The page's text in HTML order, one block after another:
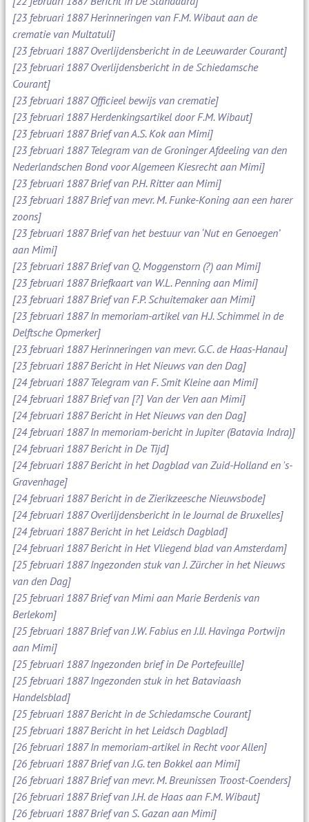
[23 februari 1887 Herinneringen van F.M. Wibaut aan de
crematie van Multatuli]
[23 februari 1887 Overlijdensbericht in de Leeuwarder Courant]
[23 februari 1887 Overlijdensbericht in de Schiedamsche
Courant]
[23 februari 1887 Officieel bewijs van crematie]
[23 februari 1887 Herdenkingsartikel door F.M. Wibaut]
[23 februari 1887 Brief van A.S. Kok aan Mimi]
[23 februari 1887 Telegram van de Groninger Afdeeling van den
Nederlandschen Bond voor Algemeen Kiesrecht aan Mimi]
[23 februari 1887 Brief van P.H. Ritter aan Mimi]
[23 februari 1887 Brief van mevr. M. Funke-Koning aan een harer
zoons]
[23 februari 1887 Brief van het bestuur van ‘Nut en Genoegen’
aan Mimi]
[23 februari 1887 Brief van Q. Moggenstorn (?) aan Mimi]
[23 februari 1887 Briefkaart van W.L. Penning aan Mimi]
[23 februari 1887 Brief van F.P. Schuitemaker aan Mimi]
[23 februari 1887 In memoriam-artikel van H.J. Schimmel in de
Delftsche Opmerker]
[23 februari 1887 Herinneringen van mevr. G.C. de Haas-Hanau]
[23 februari 1887 Bericht in Het Nieuws van den Dag]
[24 februari 1887 Telegram van F. Smit Kleine aan Mimi]
[24 februari 1887 Brief van [?] Van der Ven aan Mimi]
[24 februari 1887 Bericht in Het Nieuws van den Dag]
[24 februari 1887 In memoriam-bericht in Jupiter (Batavia Indra)]
[24 februari 1887 Bericht in De Tijd]
[24 februari 1887 Bericht in het Dagblad van Zuid-Holland en 's-
Gravenhage]
[24 februari 1887 Bericht in de Zierikzeesche Nieuwsbode]
[24 februari 1887 Overlijdensbericht in le Journal de Bruxelles]
[24 februari 1887 Bericht in het Leidsch Dagblad]
[24 februari 1887 Bericht in Het Vliegend blad van Amsterdam]
[25 februari 1887 Ingezonden stuk van J. Zürcher in het Nieuws
van den Dag]
[25 februari 1887 Brief van Mimi aan Marie Berdenis van
Berlekom]
[25 februari 1887 Brief van J.W. Fabius en J.IJ. Havinga Portwijn
aan Mimi]
[25 februari 1887 Ingezonden brief in De Portefeuille]
[25 februari 1887 Ingezonden stuk in het Bataviaash
Handelsblad]
[25 februari 1887 Bericht in de Schiedamsche Courant]
[25 februari 1887 Bericht in het Leidsch Dagblad]
[26 februari 1887 In memoriam-artikel in Recht voor Allen]
[26 februari 1887 Brief van J.G. ten Bokkel aan Mimi]
[26 februari 1887 Brief van mevr. M. Breunissen Troost-Coenders]
[26 februari 1887 Brief van J.H. de Haas aan F.M. Wibaut]
[26 februari 1887 Brief van S. Gazan aan Mimi]